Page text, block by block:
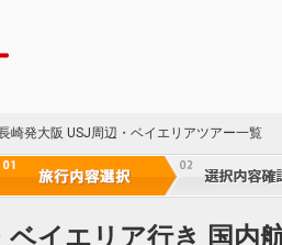
崎発大阪 USJ周辺・ベイエリアツアー一覧
ベイエリア行き 国内